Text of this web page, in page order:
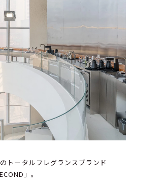
トータルフレグランスブランド
」。